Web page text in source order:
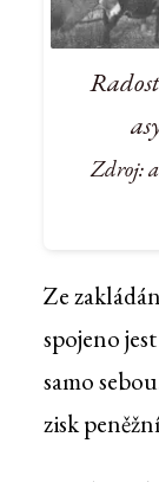
Zdroj:
Ze
spojeno
samo
zisk